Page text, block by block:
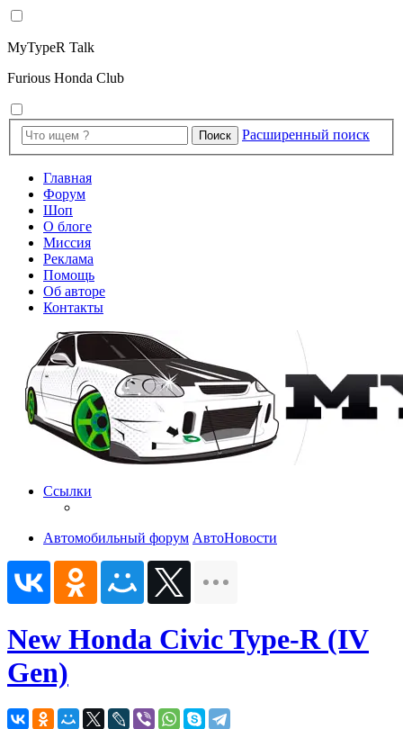
MyTypeR Talk
Furious Honda Club
Поиск Расширенный поиск
Главная
Форум
Шоп
О блоге
Миссия
Реклама
Помощь
Об авторе
Контакты
Ссылки
Автомобильный форум АвтоНовости
New Honda Civic Type-R (IV
Gen)